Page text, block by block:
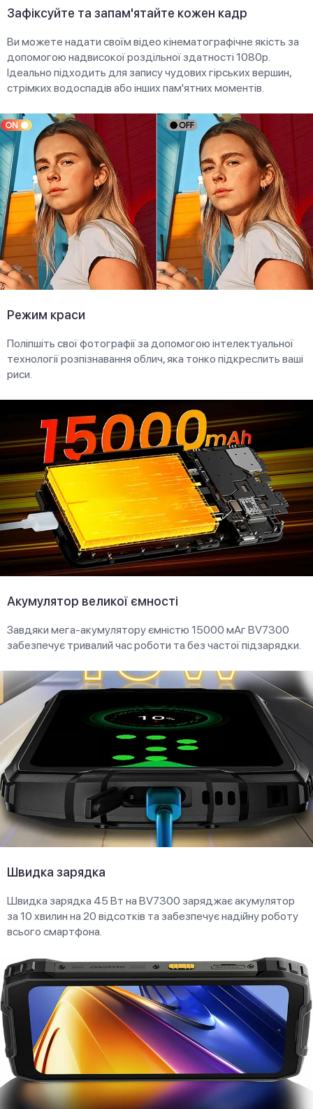
Зафіксуйте та запам'ятайте кожен кадр
Ви можете надати своїм відео кінематографічне якість за
допомогою надвисокої роздільної здатності 1080p.
Ідеально підходить для запису чудових гірських вершин,
стрімких водоспадів або інших пам'ятних моментів.
Режим краси
Поліпшіть свої фотографії за допомогою інтелектуальної
технології розпізнавання облич, яка тонко підкреслить ваші
риси.
Акумулятор великої ємності
Завдяки мега-акумулятору ємністю 15000 мАг BV7300
забезпечує тривалий час роботи та без частої підзарядки.
Швидка зарядка
Швидка зарядка 45 Вт на BV7300 заряджає акумулятор
за 10 хвилин на 20 відсотків та забезпечує надійну роботу
всього смартфона.